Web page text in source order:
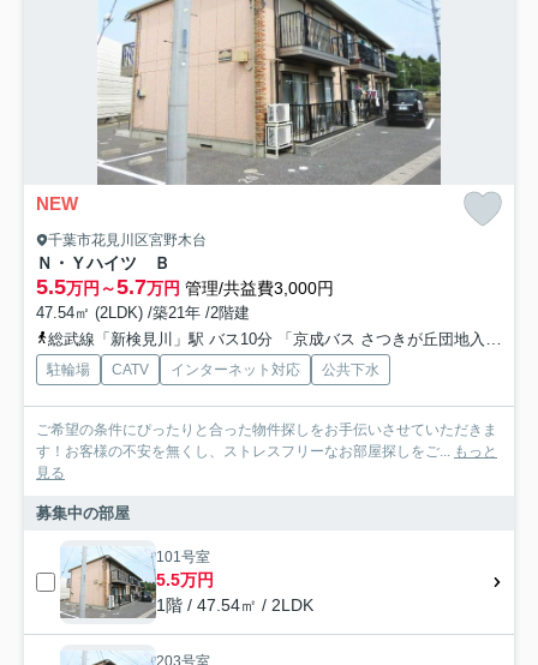
NEW
千葉市花見川区宮野木台
Ｎ・Ｙハイツ Ｂ
5.5万円～5.7万円 管理/共益費3,000円
47.54㎡ (2LDK) /築21年 /2階建
総武線「新検見川」駅 バス10分 「京成バス さつきが丘団地入口」 停歩8分
駐輪場 CATV インターネット対応 公共下水
ご希望の条件にぴったりと合った物件探しをお手伝いさせていただきま
す！お客様の不安を無くし、ストレスフリーなお部屋探しをご... もっと
見る
募集中の部屋
101号室
5.5万円
1階 / 47.54㎡ / 2LDK